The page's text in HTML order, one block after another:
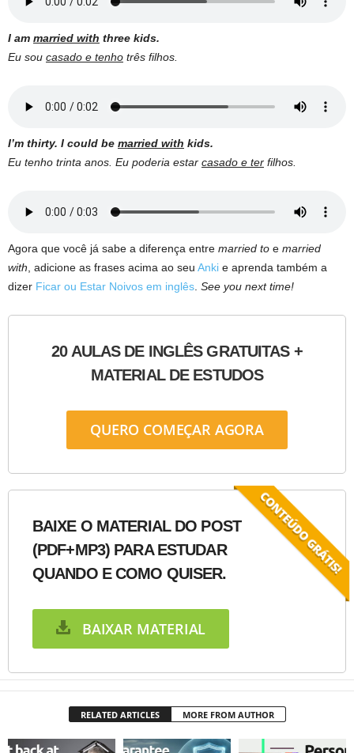
I am married with three kids.
Eu sou casado e tenho três filhos.
I’m thirty. I could be married with kids.
Eu tenho trinta anos. Eu poderia estar casado e ter filhos.
Agora que você já sabe a diferença entre married to e married
with , adicione as frases acima ao seu Anki e aprenda também a
dizer Ficar ou Estar Noivos em inglês See you next time!
20 AULAS DE INGLÊS GRATUITAS +
MATERIAL DE ESTUDOS
QUERO COMEÇAR AGORA
BAIXE O MATERIAL DO POST
(PDF+MP3) PARA ESTUDAR
QUANDO E COMO QUISER.
BAIXAR MATERIAL
RELATED ARTICLES MORE FROM AUTHOR